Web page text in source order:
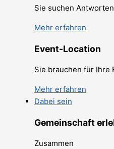
Sie suchen
Mehr erfahren
Event-Location
Sie brauchen für Ihre
Mehr erfahren
Dabei sein
Gemeinschaft
Zusammen